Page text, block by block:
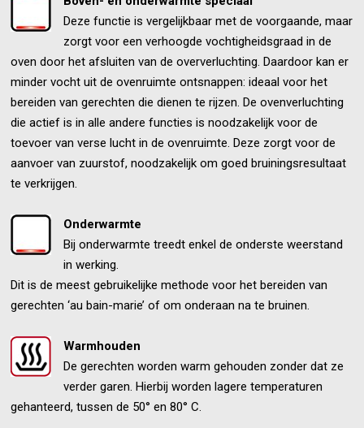
Deze functie is vergelijkbaar met de voorgaande, maar
zorgt voor een verhoogde vochtigheidsgraad in de
oven door het afsluiten van de oververluchting. Daardoor kan er
minder vocht uit de ovenruimte ontsnappen: ideaal voor het
bereiden van gerechten die dienen te rijzen. De ovenverluchting
die actief is in alle andere functies is noodzakelijk voor de
toevoer van verse lucht in de ovenruimte. Deze zorgt voor de
aanvoer van zuurstof, noodzakelijk om goed bruiningsresultaat
te verkrijgen.
Onderwarmte
Bij onderwarmte treedt enkel de onderste weerstand
in werking.
Dit is de meest gebruikelijke methode voor het bereiden van
gerechten ‘au bain-marie’ of om onderaan na te bruinen.
Warmhouden
De gerechten worden warm gehouden zonder dat ze
verder garen. Hierbij worden lagere temperaturen
gehanteerd, tussen de 50° en 80° C.